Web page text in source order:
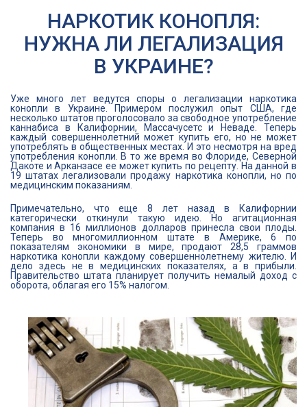
НАРКОТИК КОНОПЛЯ:
НУЖНА ЛИ ЛЕГАЛИЗАЦИЯ
В УКРАИНЕ?
Уже много лет ведутся споры о легализации наркотика
конопли в Украине. Примером послужил опыт США, где
несколько штатов проголосовало за свободное употребление
каннабиса в Калифорнии, Массачусетс и Неваде. Теперь
каждый совершеннолетний может купить его, но не может
употреблять в общественных местах. И это несмотря на вред
употребления конопли. В то же время во Флориде, Северной
Дакоте и Арканзасе ее может купить по рецепту. На данной в
19 штатах легализовали продажу наркотика конопли, но по
медицинским показаниям.
Примечательно, что еще 8 лет назад в Калифорнии
категорически откинули такую идею. Но агитационная
компания в 16 миллионов долларов принесла свои плоды.
Теперь во многомиллионном штате в Америке, 6 по
показателям экономики в мире, продают 28,5 граммов
наркотика конопли каждому совершеннолетнему жителю. И
дело здесь не в медицинских показателях, а в прибыли.
Правительство штата планирует получить немалый доход с
оборота, облагая его 15% налогом.